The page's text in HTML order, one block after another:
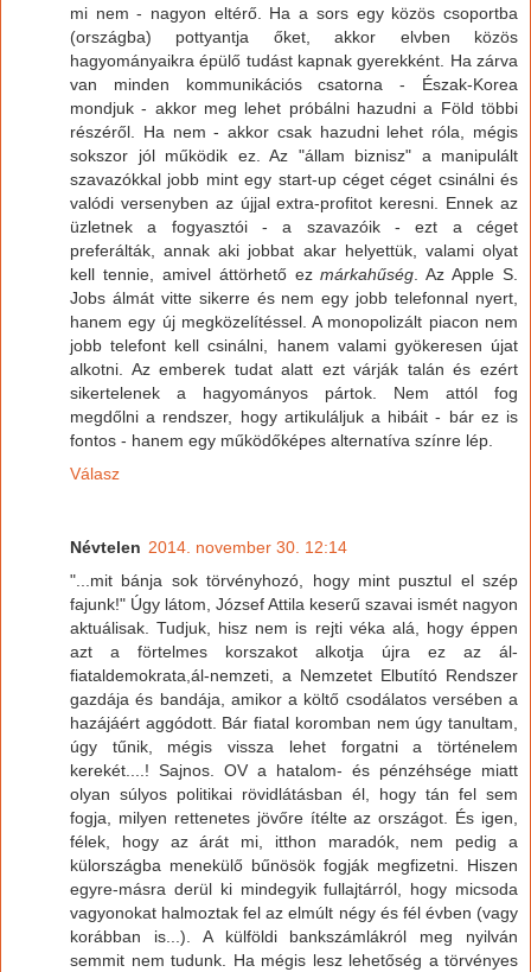
mi nem - nagyon eltérő. Ha a sors egy közös csoportba
(országba) pottyantja őket, akkor elvben közös
hagyományaikra épülő tudást kapnak gyerekként. Ha zárva
van minden kommunikációs csatorna - Észak-Korea
mondjuk - akkor meg lehet próbálni hazudni a Föld többi
részéről. Ha nem - akkor csak hazudni lehet róla, mégis
sokszor jól működik ez. Az "állam biznisz" a manipulált
szavazókkal jobb mint egy start-up céget céget csinálni és
valódi versenyben az újjal extra-profitot keresni. Ennek az
üzletnek a fogyasztói - a szavazóik - ezt a céget
preferálták, annak aki jobbat akar helyettük, valami olyat
kell tennie, amivel áttörhető ezmárkahűség . Az Apple S.
Jobs álmát vitte sikerre és nem egy jobb telefonnal nyert,
hanem egy új megközelítéssel. A monopolizált piacon nem
jobb telefont kell csinálni, hanem valami gyökeresen újat
alkotni. Az emberek tudat alatt ezt várják talán és ezért
sikertelenek a hagyományos pártok. Nem attól fog
megdőlni a rendszer, hogy artikuláljuk a hibáit - bár ez is
fontos - hanem egy működőképes alternatíva színre lép.
Válasz
Névtelen 2014. november 30. 12:14
"...mit bánja sok törvényhozó, hogy mint pusztul el szép
fajunk!" Úgy látom, József Attila keserű szavai ismét nagyon
aktuálisak. Tudjuk, hisz nem is rejti véka alá, hogy éppen
azt a förtelmes korszakot alkotja újra ez az ál-
fiataldemokrata,ál-nemzeti, a Nemzetet Elbutító Rendszer
gazdája és bandája, amikor a költő csodálatos versében a
hazájáért aggódott. Bár fiatal koromban nem úgy tanultam,
úgy tűnik, mégis vissza lehet forgatni a történelem
kerekét....! Sajnos. OV a hatalom- és pénzéhsége miatt
olyan súlyos politikai rövidlátásban él, hogy tán fel sem
fogja, milyen rettenetes jövőre ítélte az országot. És igen,
félek, hogy az árát mi, itthon maradók, nem pedig a
külországba menekülő bűnösök fogják megfizetni. Hiszen
egyre-másra derül ki mindegyik fullajtárról, hogy micsoda
vagyonokat halmoztak fel az elmúlt négy és fél évben (vagy
korábban is...). A külföldi bankszámlákról meg nyilván
semmit nem tudunk. Ha mégis lesz lehetőség a törvényes